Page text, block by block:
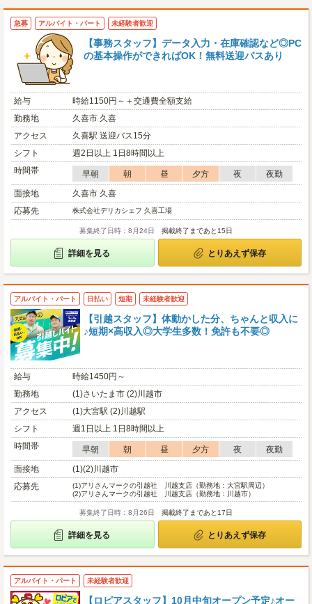
急募 アルバイト・パート 未経験者歓迎
【事務スタッフ】データ入力・在庫確認など◎PC
の基本操作ができればOK！無料送迎バスあり
給与
時給1150円～＋交通費全額支給
勤務地
久喜市 久喜
アクセス
久喜駅 送迎バス15分
シフト
週2日以上 1日8時間以上
時間帯
早朝 朝 昼 夕方 夜
夜勤
面接地
久喜市 久喜
応募先
株式会社デリカシェフ 久喜工場
募集終了日時：8月24日 掲載終了まであと15日
詳細を見る とりあえず保存
アルバイト・パート 日払い 短期 未経験者歓迎
【引越スタッフ】体動かした分、ちゃんと収入に
♪短期×高収入◎大学生多数！免許も不要◎
給与
時給1450円～
勤務地
(1)さいたま市 (2)川越市
アクセス
(1)大宮駅 (2)川越駅
シフト
週1日以上 1日8時間以上
時間帯
早朝 朝 昼 夕方 夜
夜勤
面接地
(1)(2)川越市
応募先
(1)アリさんマークの引越社 川越支店（勤務地：大宮駅周辺）
(2)アリさんマークの引越社 川越支店（勤務地：川越市）
募集終了日時：8月26日 掲載終了まであと17日
詳細を見る とりあえず保存
アルバイト・パート 未経験者歓迎
【ロピアスタッフ】10月中旬オープン予定♪オー